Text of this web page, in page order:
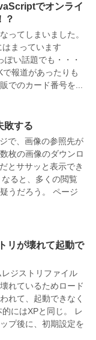
でオンライ
？
ってしまいました。
まっています
ぽい話題でも・・・
報道があったりも
でのカード番号を...
敗する
で、画像の参照先が
枚の画像のダウンロ
とササッと表示でき
ると、多くの閲覧
うだろう。 ページ
リが壊れて起動で
ジストリファイル
れているためロード
れて、起動できなく
にはXPと同じ。 レ
プ後に、初期設定を